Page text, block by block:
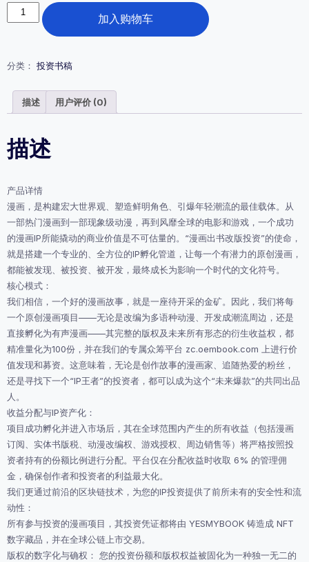
画
改
版
资：
绘
下
一
流
宇
量
加入购物车
分类： 投资书稿
描述 用户评价 (0)
描述
产品详情
漫画，是构建宏大世界观、塑造鲜明角色、引爆年轻潮流的最佳载体。从
一部热门漫画到一部现象级动漫，再到风靡全球的电影和游戏，一个成功
的漫画IP所能撬动的商业价值是不可估量的。“漫画出书改版投资”的使命，
就是搭建一个专业的、全方位的IP孵化管道，让每一个有潜力的原创漫画，
都能被发现、被投资、被开发，最终成长为影响一个时代的文化符号。
核心模式：
我们相信，一个好的漫画故事，就是一座待开采的金矿。因此，我们将每
一个原创漫画项目——无论是改编为多语种动漫、开发成潮流周边，还是
直接孵化为有声漫画——其完整的版权及未来所有形态的衍生收益权，都
精准量化为100份，并在我们的专属众筹平台 zc.oembook.com 上进行价
值发现和募资。这意味着，无论是创作故事的漫画家、追随热爱的粉丝，
还是寻找下一个“IP王者”的投资者，都可以成为这个“未来爆款”的共同出品
人。
收益分配与IP资产化：
项目成功孵化并进入市场后，其在全球范围内产生的所有收益（包括漫画
订阅、实体书版税、动漫改编权、游戏授权、周边销售等）将严格按照投
资者持有的份额比例进行分配。平台仅在分配收益时收取 6% 的管理佣
金，确保创作者和投资者的利益最大化。
我们更通过前沿的区块链技术，为您的IP投资提供了前所未有的安全性和流
动性：
所有参与投资的漫画项目，其投资凭证都将由 YESMYBOOK 铸造成 NFT
数字藏品，并在全球公链上市交易。
版权的数字化与确权： 您的投资份额和版权权益被固化为一种独一无二的